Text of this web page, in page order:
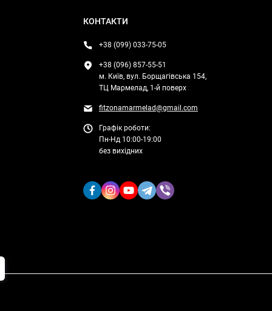
КОНТАКТИ
+38 (099) 033-75-05
+38 (096) 857-55-51
м. Київ, вул. Борщагівська 154,
ТЦ Мармелад, 1-й поверх
fitzonamarmelad@gmail.com
Графік роботи:
Пн-Нд 10:00-19:00
без вихідних